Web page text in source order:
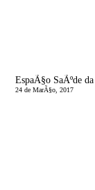
24 de MarÃ§o, 2017